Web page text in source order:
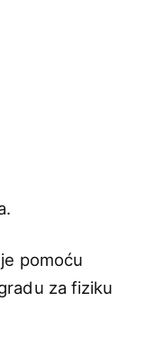
pomoću
za fiziku